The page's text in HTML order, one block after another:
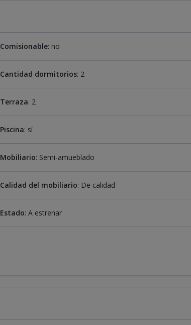
Comisionable: no
Cantidad dormitorios: 2
Terraza: 2
Piscina: sí
Mobiliario: Semi-amueblado
Calidad del mobiliario: De calidad
Estado: A estrenar